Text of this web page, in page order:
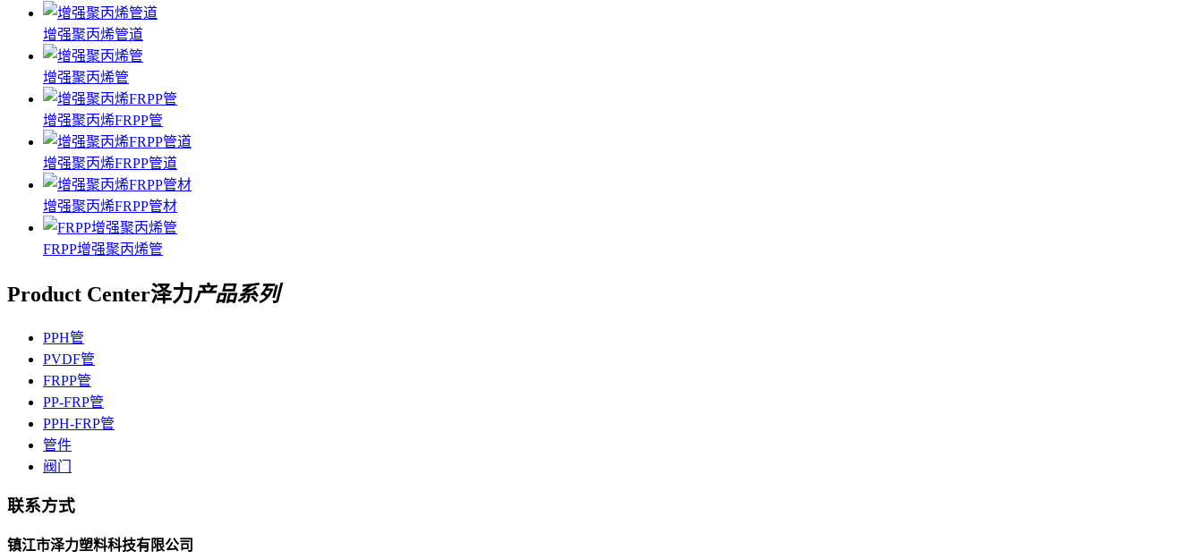
增强聚丙烯管道
增强聚丙烯管
增强聚丙烯FRPP管
增强聚丙烯FRPP管道
增强聚丙烯FRPP管材
FRPP增强聚丙烯管
Product Center泽力产品系列
PPH管
PVDF管
FRPP管
PP-FRP管
PPH-FRP管
管件
阀门
联系方式
镇江市泽力塑料科技有限公司